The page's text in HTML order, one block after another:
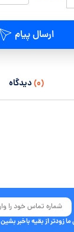
ارسال پیام
(۰) دیدگاه
زودتر از بقیه باخبر بشین